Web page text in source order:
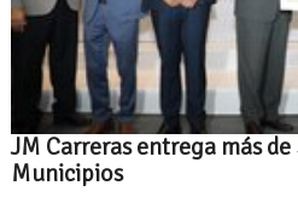
JM Carreras entrega más
Municipios